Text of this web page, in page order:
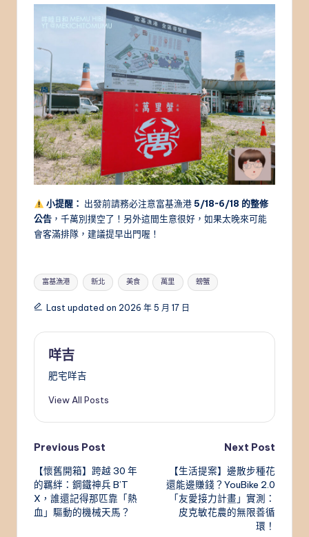
小提醒： 出發前請務必注意富基漁港5/18~6/18 的整修
公告 ，千萬別撲空了！另外這間生意很好，如果太晚來可能
會客滿排隊，建議提早出門喔！
Tags:
富基漁港 新北 美食 萬里 螃蟹
Last updated on 2026 年 5 月 17 日
咩吉
肥宅咩吉
View All Posts
Post
navigation
Previous Post
【懷舊開箱】跨越 30 年
的羈絆：鋼鐵神兵 B’T
X，誰還記得那匹靠「熱
血」驅動的機械天馬？
Next Post
【生活提案】邊散步種花
還能邊賺錢？YouBike 2.0
「友愛接力計畫」實測：
皮克敏花農的無限善循
環！